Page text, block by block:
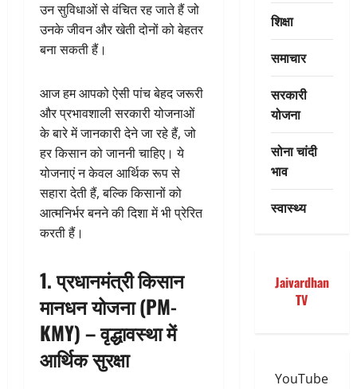
उन सुविधाओं से वंचित रह जाते हैं जो
उनके जीवन और खेती दोनों को बेहतर
बना सकती हैं।
आज हम आपको ऐसी पांच बेहद जरूरी
और प्रभावशाली सरकारी योजनाओं
के बारे में जानकारी देने जा रहे हैं, जो
हर किसान को जाननी चाहिए। ये
योजनाएं न केवल आर्थिक रूप से
सहारा देती हैं, बल्कि किसानों को
आत्मनिर्भर बनने की दिशा में भी प्रेरित
करती हैं।
1.प्रधानमंत्री किसान
मानधन योजना (PM-
KMY) – वृद्धावस्था में
आर्थिक सुरक्षा
शिक्षा
समाचार
सरकारी
योजना
सोना चांदी
भाव
स्वास्थ्य
Jaivardhan
TV
YouTube